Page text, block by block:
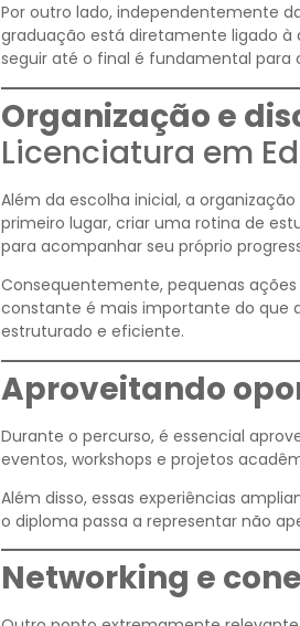
Por outro lado, independentemente
graduação está diretamente ligado à
seguir até o final é fundamental para
Organização e
Licenciatura em
Além da escolha inicial, a
primeiro lugar, criar uma rotina de
para acompanhar seu próprio
Consequentemente, pequenas
constante é mais importante do que
estruturado e eficiente.
Aproveitando
Durante o percurso, é essencial
eventos, workshops e projetos
Além disso, essas experiências
o diploma passa a representar não
Networking e